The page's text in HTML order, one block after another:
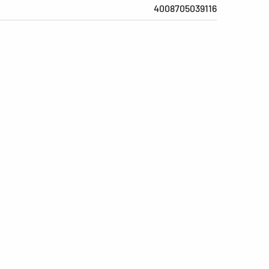
4008705039116